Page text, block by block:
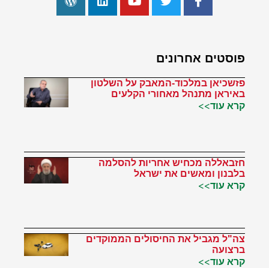
פוסטים אחרונים
פזשכיאן במלכוד-המאבק על השלטון
באיראן מתנהל מאחורי הקלעים
קרא עוד>>
חזבאללה מכחיש אחריות להסלמה
בלבנון ומאשים את ישראל
קרא עוד>>
צה"ל מגביל את החיסולים הממוקדים
ברצועה
קרא עוד>>